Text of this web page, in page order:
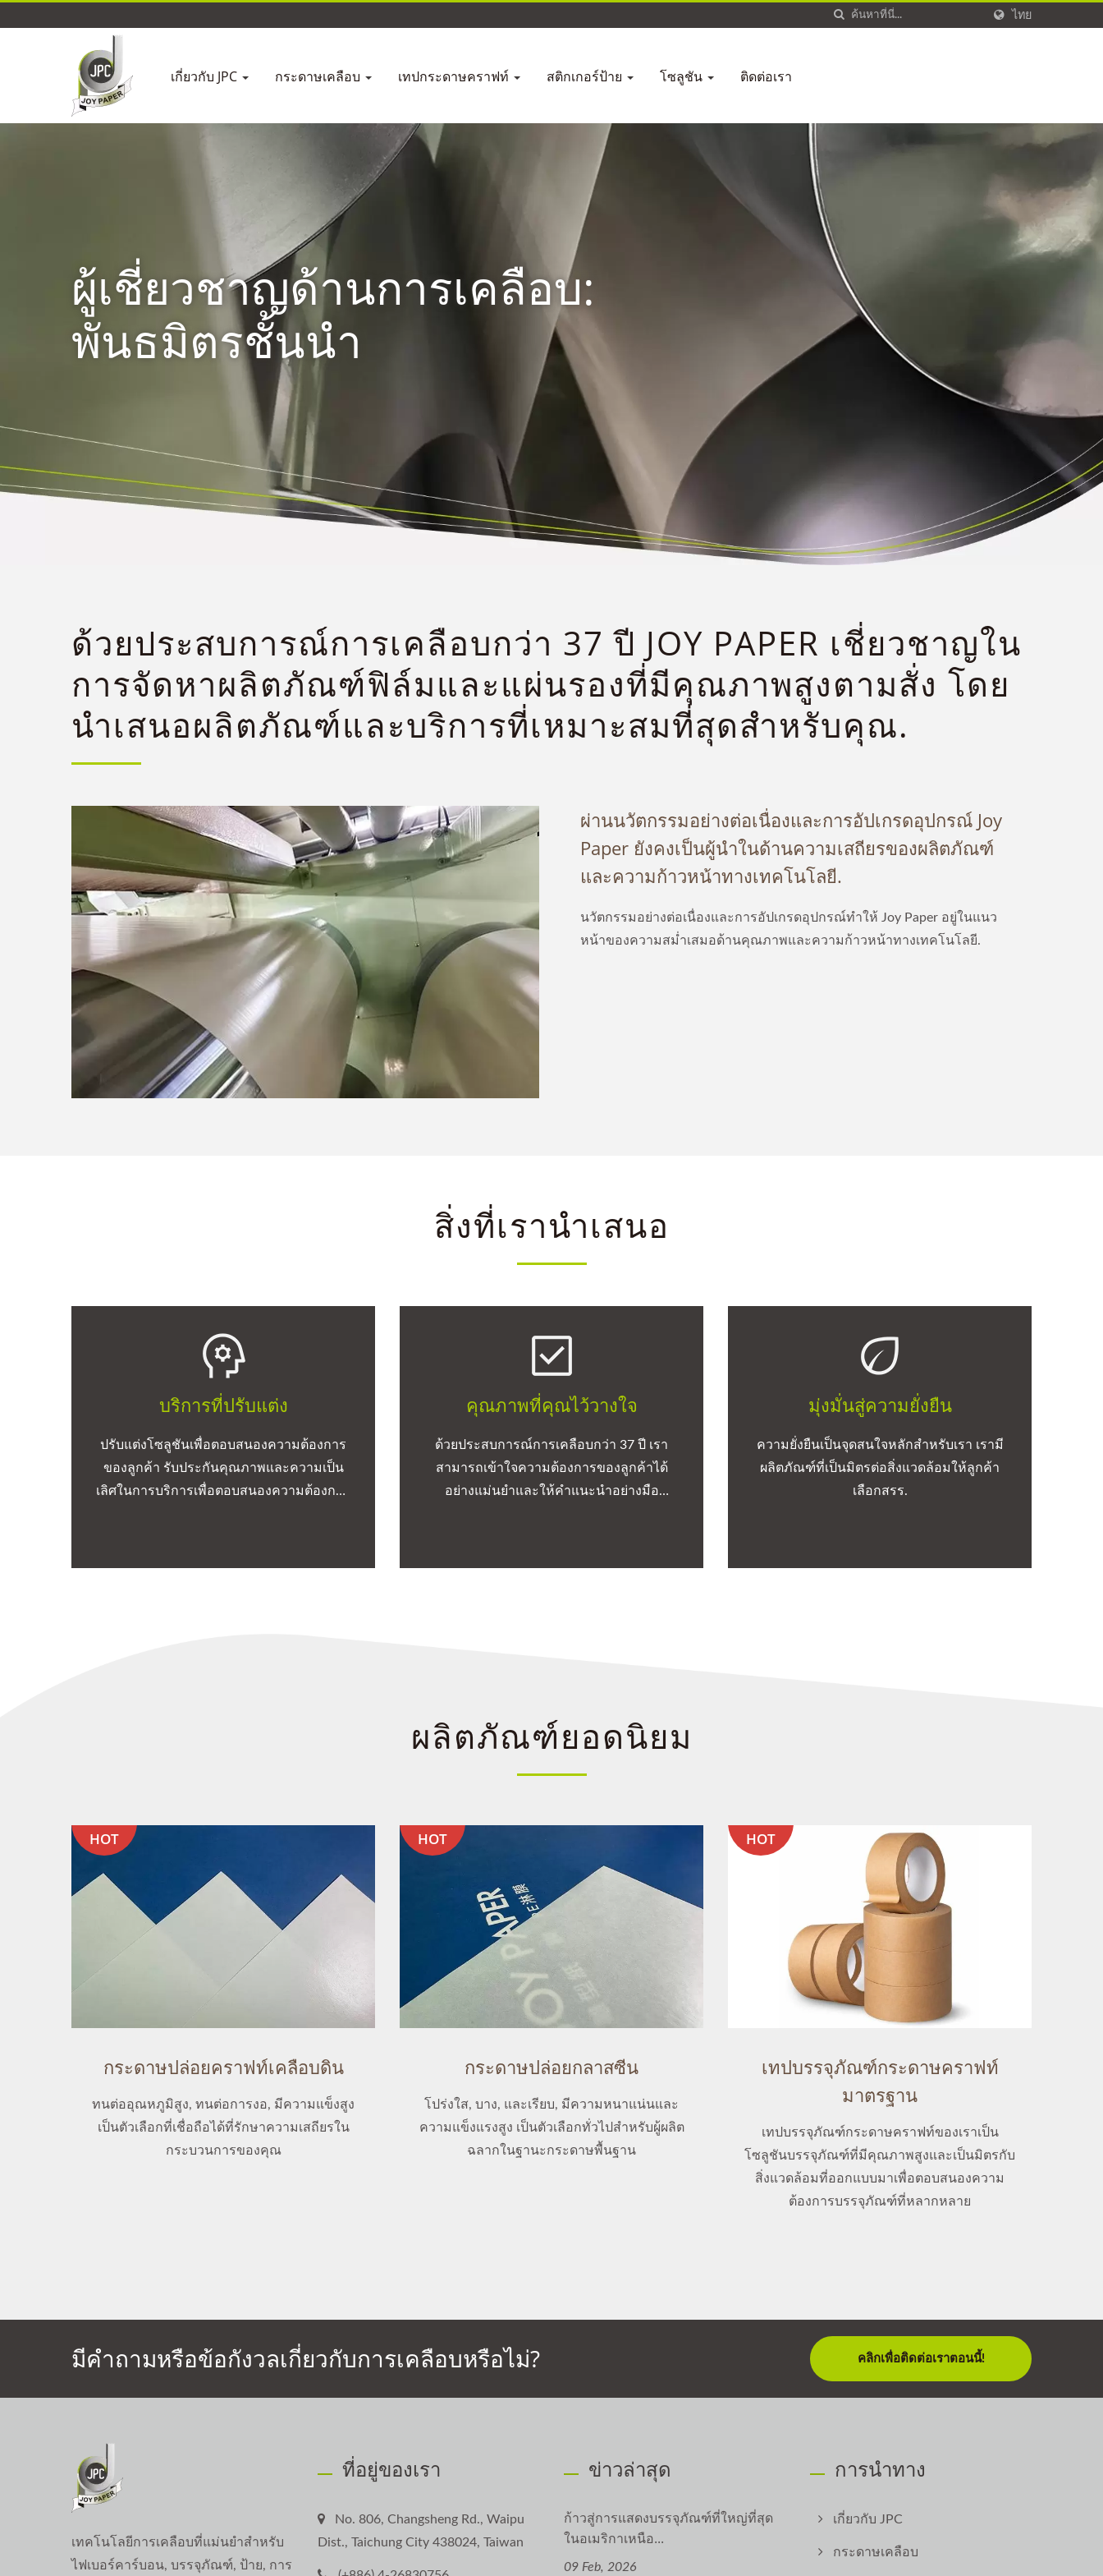
ไทย
เกี่ยวกับ JPC กระดาษเคลือบ เทปกระดาษคราฟท์ สติกเกอร์ป้าย โซลูชัน ติดต่อเรา
ผู้เชี่ยวชาญด้านการเคลือบ:
พันธมิตรชั้นนำ
ด้วยประสบการณ์การเคลือบกว่า 37 ปี JOY PAPER เชี่ยวชาญใน
การจัดหาผลิตภัณฑ์ฟิล์มและแผ่นรองที่มีคุณภาพสูงตามสั่ง โดย
นำเสนอผลิตภัณฑ์และบริการที่เหมาะสมที่สุดสำหรับคุณ.
ผ่านนวัตกรรมอย่างต่อเนื่องและการอัปเกรดอุปกรณ์ Joy
Paper ยังคงเป็นผู้นำในด้านความเสถียรของผลิตภัณฑ์
และความก้าวหน้าทางเทคโนโลยี.
นวัตกรรมอย่างต่อเนื่องและการอัปเกรดอุปกรณ์ทำให้ Joy Paper อยู่ในแนว
หน้าของความสม่ำเสมอด้านคุณภาพและความก้าวหน้าทางเทคโนโลยี.
สิ่งที่เรานำเสนอ
บริการที่ปรับแต่ง
ปรับแต่งโซลูชันเพื่อตอบสนองความต้องการ
ของลูกค้า รับประกันคุณภาพและความเป็น
เลิศในการบริการเพื่อตอบสนองความต้องการ
คุณภาพที่คุณไว้วางใจ
ด้วยประสบการณ์การเคลือบกว่า 37 ปี เรา
สามารถเข้าใจความต้องการของลูกค้าได้
อย่างแม่นยำและให้คำแนะนำอย่างมือ
มุ่งมั่นสู่ความยั่งยืน
ความยั่งยืนเป็นจุดสนใจหลักสำหรับเรา เรามี
ผลิตภัณฑ์ที่เป็นมิตรต่อสิ่งแวดล้อมให้ลูกค้า
เลือกสรร.
ผลิตภัณฑ์ยอดนิยม
HOT
กระดาษปล่อยคราฟท์เคลือบดิน
ทนต่ออุณหภูมิสูง, ทนต่อการงอ, มีความแข็งสูง
เป็นตัวเลือกที่เชื่อถือได้ที่รักษาความเสถียรใน
กระบวนการของคุณ
HOT
กระดาษปล่อยกลาสซีน
โปร่งใส, บาง, และเรียบ, มีความหนาแน่นและ
ความแข็งแรงสูง เป็นตัวเลือกทั่วไปสำหรับผู้ผลิต
ฉลากในฐานะกระดาษพื้นฐาน
HOT
เทปบรรจุภัณฑ์กระดาษคราฟท์
มาตรฐาน
เทปบรรจุภัณฑ์กระดาษคราฟท์ของเราเป็น
โซลูชันบรรจุภัณฑ์ที่มีคุณภาพสูงและเป็นมิตรกับ
สิ่งแวดล้อมที่ออกแบบมาเพื่อตอบสนองความ
ต้องการบรรจุภัณฑ์ที่หลากหลาย
มีคำถามหรือข้อกังวลเกี่ยวกับการเคลือบหรือไม่? คลิกเพื่อติดต่อเราตอนนี้!
เทคโนโลยีการเคลือบที่แม่นยำสำหรับ
ไฟเบอร์คาร์บอน, บรรจุภัณฑ์, ป้าย, การ
ที่อยู่ของเรา
No. 806, Changsheng Rd., Waipu
Dist., Taichung City 438024, Taiwan
ข่าวล่าสุด
ก้าวสู่การแสดงบรรจุภัณฑ์ที่ใหญ่ที่สุด
ในอเมริกาเหนือ...
09 Feb, 2026
การนำทาง
เกี่ยวกับ JPC
กระดาษเคลือบ